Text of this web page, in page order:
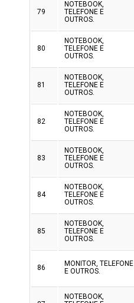
79
NOTEBOOK,
TELEFONE E
OUTROS.
80
NOTEBOOK,
TELEFONE E
OUTROS.
81
NOTEBOOK,
TELEFONE E
OUTROS.
82
NOTEBOOK,
TELEFONE E
OUTROS.
83
NOTEBOOK,
TELEFONE E
OUTROS.
84
NOTEBOOK,
TELEFONE E
OUTROS.
85
NOTEBOOK,
TELEFONE E
OUTROS.
86
MONITOR, TELEFONE
E OUTROS.
NOTEBOOK,